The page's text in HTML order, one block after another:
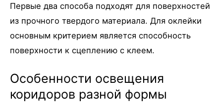
Первые два способа подходят для поверхностей
из прочного твердого материала. Для оклейки
основным критерием является способность
поверхности к сцеплению с клеем.
Особенности освещения
коридоров разной формы